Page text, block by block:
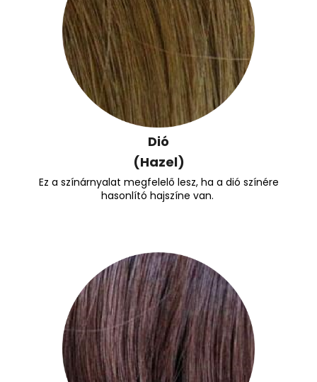
Dió
(Hazel)
Ez a színárnyalat megfelelő lesz, ha a dió színére
hasonlító hajszíne van.